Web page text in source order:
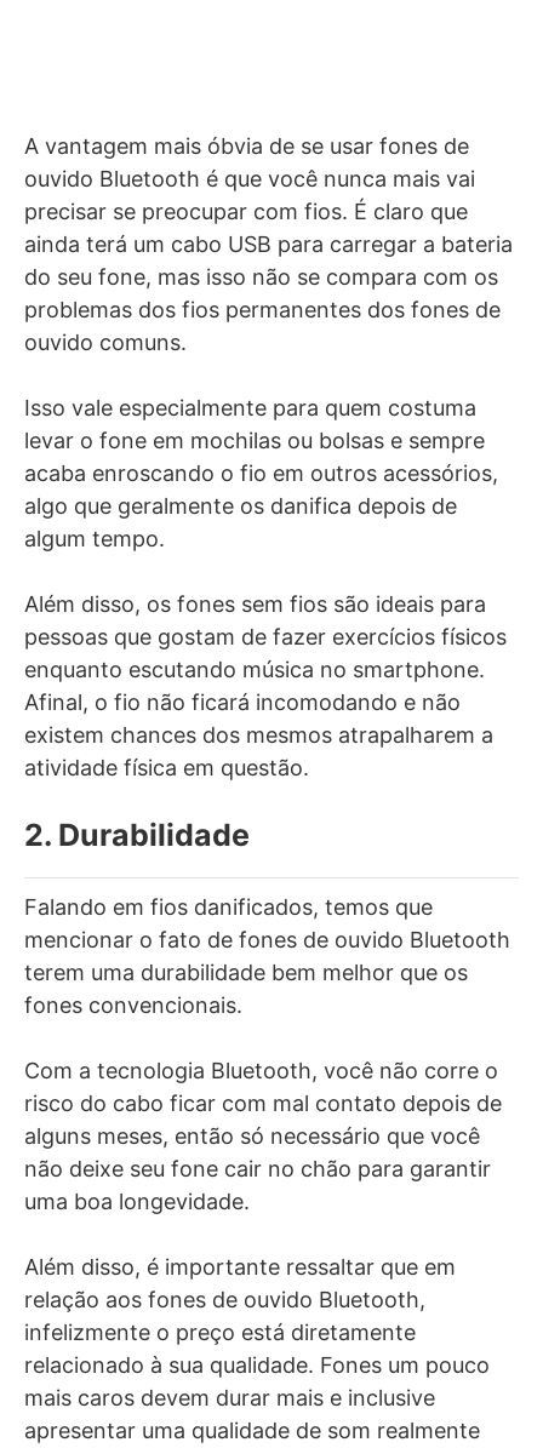
A vantagem mais óbvia de se usar fones de
ouvido Bluetooth é que você nunca mais vai
precisar se preocupar com fios. É claro que
ainda terá um cabo USB para carregar a bateria
do seu fone, mas isso não se compara com os
problemas dos fios permanentes dos fones de
ouvido comuns.
Isso vale especialmente para quem costuma
levar o fone em mochilas ou bolsas e sempre
acaba enroscando o fio em outros acessórios,
algo que geralmente os danifica depois de
algum tempo.
Além disso, os fones sem fios são ideais para
pessoas que gostam de fazer exercícios físicos
enquanto escutando música no smartphone.
Afinal, o fio não ficará incomodando e não
existem chances dos mesmos atrapalharem a
atividade física em questão.
2. Durabilidade
Falando em fios danificados, temos que
mencionar o fato de fones de ouvido Bluetooth
terem uma durabilidade bem melhor que os
fones convencionais.
Com a tecnologia Bluetooth, você não corre o
risco do cabo ficar com mal contato depois de
alguns meses, então só necessário que você
não deixe seu fone cair no chão para garantir
uma boa longevidade.
Além disso, é importante ressaltar que em
relação aos fones de ouvido Bluetooth,
infelizmente o preço está diretamente
relacionado à sua qualidade. Fones um pouco
mais caros devem durar mais e inclusive
apresentar uma qualidade de som realmente